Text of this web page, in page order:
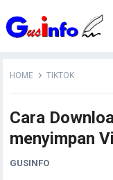
HOME TIKTOK
Cara
menyimpan
GUSINFO